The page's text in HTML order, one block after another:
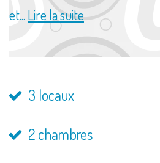
et... Lire la suite
3 locaux
2 chambres